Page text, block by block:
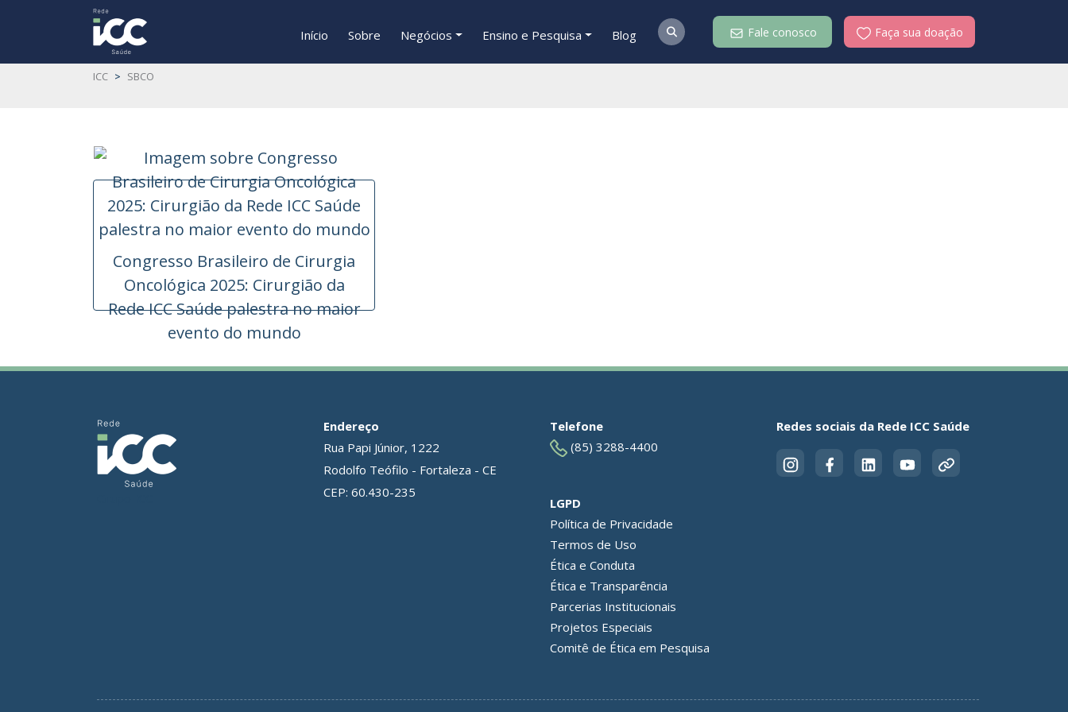
Início Sobre Negócios Ensino e Pesquisa Blog Fale conosco Faça sua doação
ICC > SBCO
Congresso Brasileiro de Cirurgia
Oncológica 2025: Cirurgião da
Rede ICC Saúde palestra no maior
evento do mundo
Endereço
Rua Papi Júnior, 1222
Rodolfo Teófilo - Fortaleza - CE
CEP: 60.430-235
Telefone
(85) 3288-4400
LGPD
Política de Privacidade
Termos de Uso
Ética e Conduta
Ética e Transparência
Parcerias Institucionais
Projetos Especiais
Comitê de Ética em Pesquisa
Redes sociais da Rede ICC Saúde